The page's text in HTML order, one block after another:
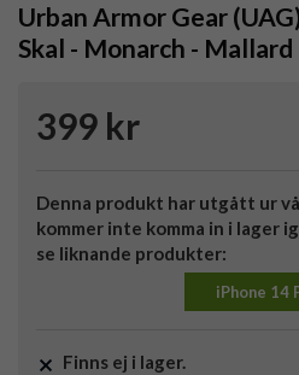
Urban Armor Gear
Skal - Monarch - Mallard
399 kr
Denna produkt har utgått ur
kommer inte komma in i lager
se liknande produkter:
iPhone 14
Finns ej i lager.